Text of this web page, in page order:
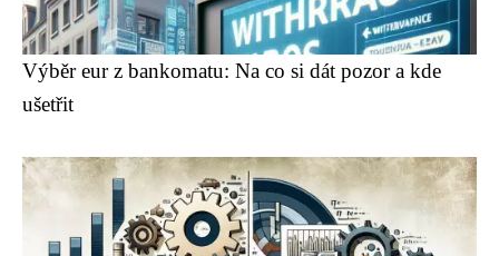
Výběr eur z bankomatu: Na co si dát pozor a kde
ušetřit